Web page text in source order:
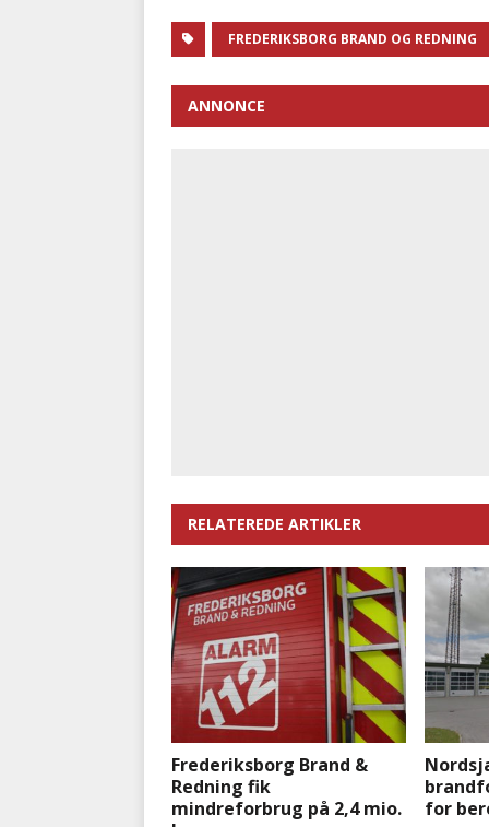
FREDERIKSBORG BRAND OG REDNING
ANNONCE
RELATEREDE ARTIKLER
Frederiksborg Brand &
Redning fik
mindreforbrug på 2,4 mio.
for